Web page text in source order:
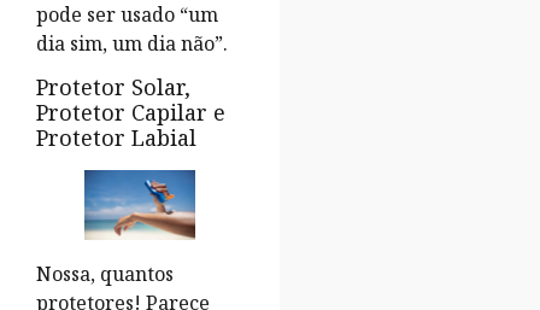
pode ser usado “um
dia sim, um dia não”.
Protetor Solar,
Protetor Capilar e
Protetor Labial
Nossa, quantos
protetores! Parece